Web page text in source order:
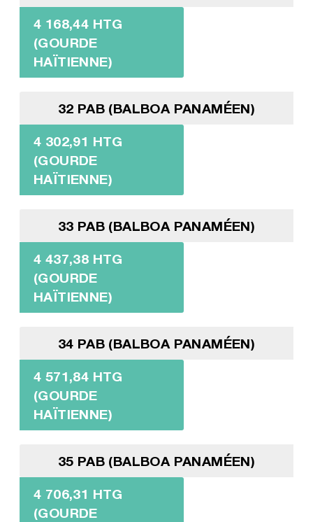
4 168,44 HTG
(GOURDE
HAÏTIENNE)
32 PAB (BALBOA PANAMÉEN)
4 302,91 HTG
(GOURDE
HAÏTIENNE)
33 PAB (BALBOA PANAMÉEN)
4 437,38 HTG
(GOURDE
HAÏTIENNE)
34 PAB (BALBOA PANAMÉEN)
4 571,84 HTG
(GOURDE
HAÏTIENNE)
35 PAB (BALBOA PANAMÉEN)
4 706,31 HTG
(GOURDE